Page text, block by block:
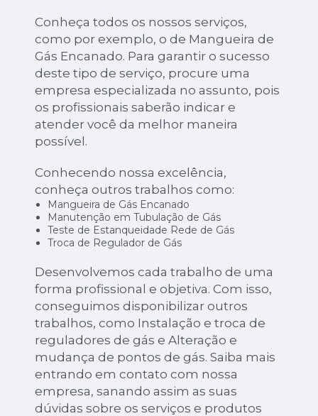
Conheça todos os nossos serviços,
como por exemplo, o de Mangueira de
Gás Encanado. Para garantir o sucesso
deste tipo de serviço, procure uma
empresa especializada no assunto, pois
os profissionais saberão indicar e
atender você da melhor maneira
possível.
Conhecendo nossa excelência,
conheça outros trabalhos como:
Mangueira de Gás Encanado
Manutenção em Tubulação de Gás
Teste de Estanqueidade Rede de Gás
Troca de Regulador de Gás
Desenvolvemos cada trabalho de uma
forma profissional e objetiva. Com isso,
conseguimos disponibilizar outros
trabalhos, como Instalação e troca de
reguladores de gás e Alteração e
mudança de pontos de gás. Saiba mais
entrando em contato com nossa
empresa, sanando assim as suas
dúvidas sobre os serviços e produtos